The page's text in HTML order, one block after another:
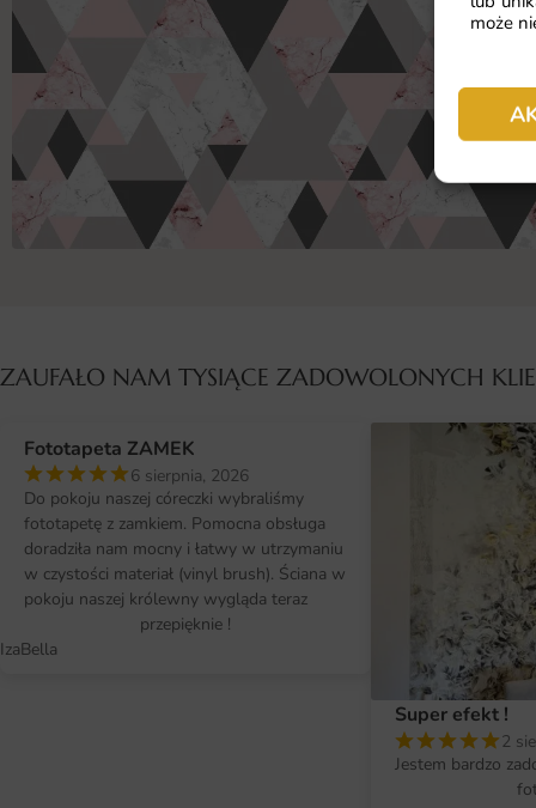
może
ZAUFAŁO NAM TYSIĄCE ZADOWOLONYCH
Fototapeta ZAMEK
6 sierpnia, 2026
Do pokoju naszej córeczki wybraliśmy
fototapetę z zamkiem. Pomocna obsługa
doradziła nam mocny i łatwy w utrzymaniu
w czystości materiał (vinyl brush). Ściana w
pokoju naszej królewny wygląda teraz
przepięknie !
IzaBella
Super efekt !
2
Jestem bardzo